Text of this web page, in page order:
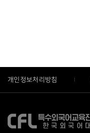
개인정보처리방침